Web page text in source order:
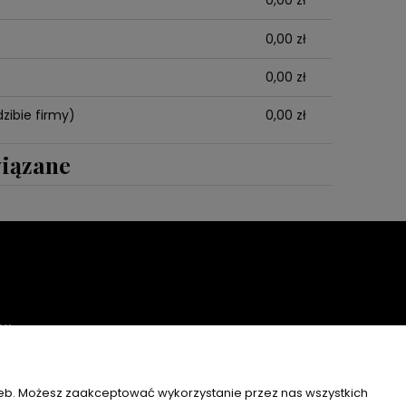
0,00 zł
0,00 zł
firmy) 0,00 zł
Możesz zaakceptować wykorzystanie przez nas wszystkich